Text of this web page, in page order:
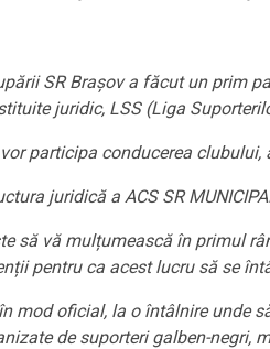
SR Braşov a făcut un prim
juridic, LSS (Liga
participa conducerea clubului,
juridică a ACS SR
să vă mulțumească în primul
pentru ca acest lucru să se
mod oficial, la o întâlnire unde
de suporteri galben-negri,